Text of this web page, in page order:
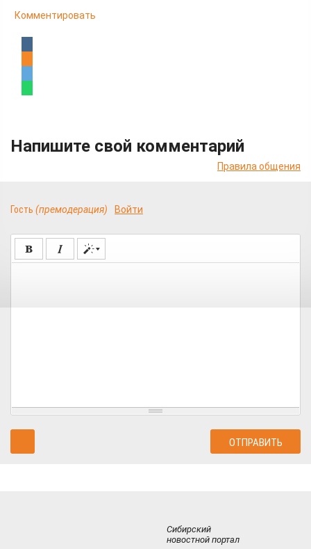
Комментировать
Напишите свой комментарий
Правила общения
Гость (премодерация) Войти
Сибирский
новостной портал